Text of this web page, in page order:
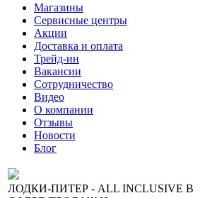
Магазины
Сервисные центры
Акции
Доставка и оплата
Трейд-ин
Вакансии
Сотрудничество
Видео
О компании
Отзывы
Новости
Блог
ЛОДКИ-ПИТЕР - ALL INCLUSIVE В